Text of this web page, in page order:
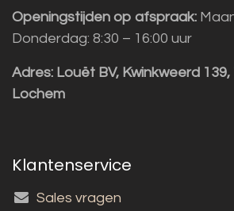
Openingstijden op afspraak:
Donderdag: 8:30 – 16:00 uur
Adres: Louët BV, Kwinkweerd 139,
Lochem
Klantenservice
Sales vragen